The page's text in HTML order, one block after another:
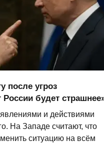
после угроз
России будет
и действиями
На Западе считают, что
ситуацию на всём